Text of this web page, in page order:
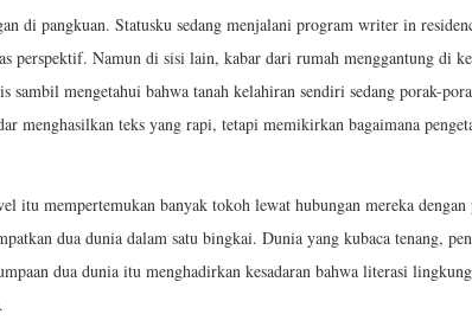
di pangkuan. Statusku sedang menjalani program writer in
perspektif. Namun di sisi lain, kabar dari rumah menggantung di
mengetahui bahwa tanah kelahiran sendiri sedang porak-
menghasilkan teks yang rapi, tetapi memikirkan bagaimana
itu mempertemukan banyak tokoh lewat hubungan mereka
dua dunia dalam satu bingkai. Dunia yang kubaca tenang,
dua dunia itu menghadirkan kesadaran bahwa literasi